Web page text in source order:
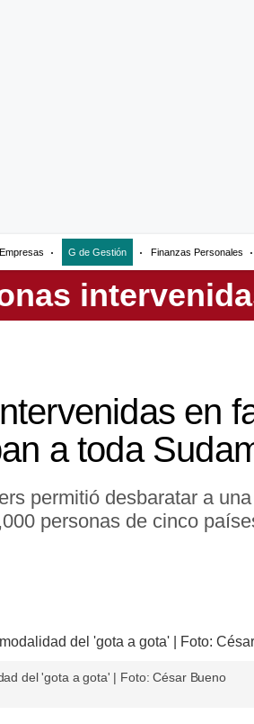
Empresas G de Gestión Finanzas Personales
en
a toda
permitió desbaratar a
personas de cinco
del 'gota a gota' | Foto: César Bueno